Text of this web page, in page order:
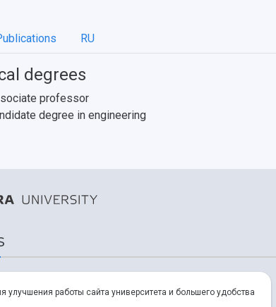
RU
degrees
professor
degree in engineering
работы сайта университета и большего удобства